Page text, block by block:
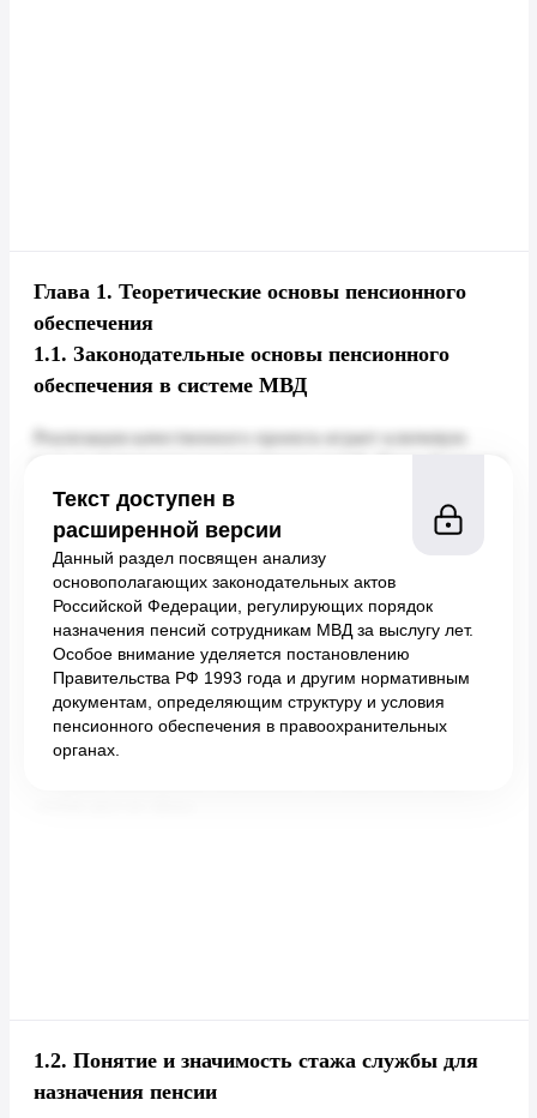
Глава 1. Теоретические основы пенсионного
обеспечения
1.1. Законодательные основы пенсионного
обеспечения в системе МВД
Текст доступен в
расширенной версии
Данный раздел посвящен анализу
основополагающих законодательных актов
Российской Федерации, регулирующих порядок
назначения пенсий сотрудникам МВД за выслугу лет.
Особое внимание уделяется постановлению
Правительства РФ 1993 года и другим нормативным
документам, определяющим структуру и условия
пенсионного обеспечения в правоохранительных
органах.
1.2. Понятие и значимость стажа службы для
назначения пенсии